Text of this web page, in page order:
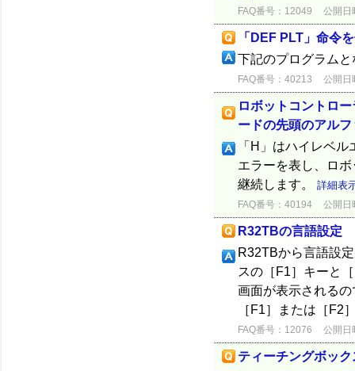
FAQ番号：12049 公開日
「DEF PLT」命令
下記のプログラム
FAQ番号：40213 公開日
ロボットコントロ
ードの先頭のアル
「H」はハイレベ
エラーを表し、ロ
継続します。 詳細表
FAQ番号：40194 公開日
R32TBの言語設定
R32TBから言語設
スの［F1］キーと
画面が表示される
［F1］または［F2
FAQ番号：12076 公開日
ティーチングボッ